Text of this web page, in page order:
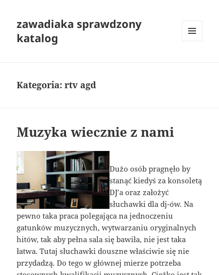
zawadiaka sprawdzony
katalog
Kategoria:rtv agd
Muzyka wiecznie z nami
Dużo osób pragnęło by
stanąć kiedyś za konsoletą
DJ’a oraz założyć
słuchawki dla dj-ów. Na
pewno taka praca polegająca na jednoczeniu
gatunków muzycznych, wytwarzaniu oryginalnych
hitów, tak aby pełna sala się bawiła, nie jest taka
łatwa. Tutaj słuchawki douszne właściwie się nie
przydadzą. Do tego w głównej mierze potrzeba